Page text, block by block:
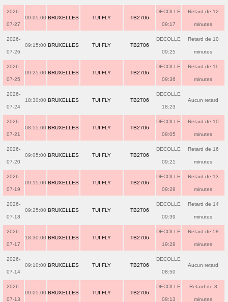
2026-
07-27
09:05:00 BRUXELLES TUI FLY TB2706
DECOLLE
09:17
Retard de 12
minutes
2026-
07-26
09:15:00 BRUXELLES TUI FLY TB2706
DECOLLE
09:25
Retard de 10
minutes
2026-
07-25
09:25:00 BRUXELLES TUI FLY TB2706
DECOLLE
09:36
Retard de 11
minutes
2026-
07-24
18:30:00 BRUXELLES TUI FLY TB2706
DECOLLE
18:23
Aucun retard
2026-
07-21
08:55:00 BRUXELLES TUI FLY TB2706
DECOLLE
09:05
Retard de 10
minutes
2026-
07-20
09:05:00 BRUXELLES TUI FLY TB2706
DECOLLE
09:21
Retard de 16
minutes
2026-
07-19
09:15:00 BRUXELLES TUI FLY TB2706
DECOLLE
09:28
Retard de 13
minutes
2026-
07-18
09:25:00 BRUXELLES TUI FLY TB2706
DECOLLE
09:39
Retard de 14
minutes
2026-
07-17
18:30:00 BRUXELLES TUI FLY TB2706
DECOLLE
19:28
Retard de 58
minutes
2026-
07-14
09:10:00 BRUXELLES TUI FLY TB2706
DECOLLE
08:50
Aucun retard
2026-
07-13
09:05:00 BRUXELLES TUI FLY TB2706
DECOLLE
09:13
Retard de 8
minutes